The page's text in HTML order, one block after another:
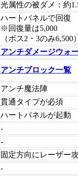
光属性の被ダメ：約
ハートパネルで回復
※回復量は5,000
（ボス2・3のみ6,500）
アンチダメージウォ
アンチブロック一覧
アンチ魔法陣
貫通タイプが必須
ハートパネルが起動
-
-
固定方向にレーザー
-